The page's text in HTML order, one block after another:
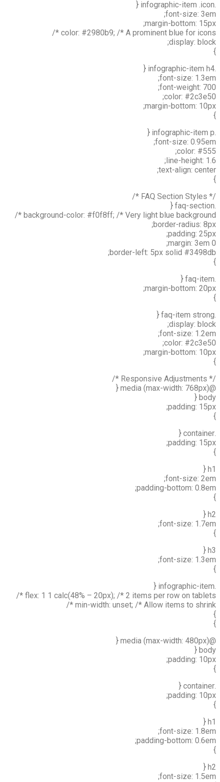
.infographic-item .icon {
font-size: 3em;
margin-bottom: 15px;
color: #2980b9; /* A prominent blue for icons */
display: block;
}
.infographic-item h4 {
font-size: 1.3em;
font-weight: 700;
color: #2c3e50;
margin-bottom: 10px;
}
.infographic-item p {
font-size: 0.95em;
color: #555;
line-height: 1.6;
text-align: center;
}
/* FAQ Section Styles */
.faq-section {
background-color: #f0f8ff; /* Very light blue background */
border-radius: 8px;
padding: 25px;
margin: 3em 0;
border-left: 5px solid #3498db;
}
.faq-item {
margin-bottom: 20px;
}
.faq-item strong {
display: block;
font-size: 1.2em;
color: #2c3e50;
margin-bottom: 10px;
}
/* Responsive Adjustments */
@media (max-width: 768px) {
body {
padding: 15px;
}
.container {
padding: 15px;
}
h1 {
font-size: 2em;
padding-bottom: 0.8em;
}
h2 {
font-size: 1.7em;
}
h3 {
font-size: 1.3em;
}
.infographic-item {
flex: 1 1 calc(48% – 20px); /* 2 items per row on tablets */
min-width: unset; /* Allow items to shrink */
}
}
@media (max-width: 480px) {
body {
padding: 10px;
}
.container {
padding: 10px;
}
h1 {
font-size: 1.8em;
padding-bottom: 0.6em;
}
h2 {
font-size: 1.5em;